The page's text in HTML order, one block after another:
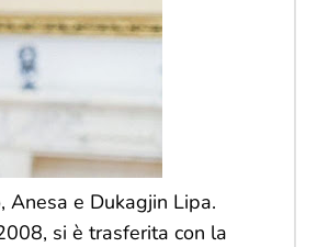
Anesa e Dukagjin Lipa.
si è trasferita con la